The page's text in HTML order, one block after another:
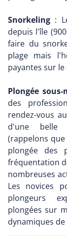
Snorkeling :
depuis l'île
faire du
plage mais
payantes sur
Plongée
des
rendez-vous
d'une belle
(rappelons
plongée des
fréquentation
nombreuses
Les novices
plongeurs
plongées sur
dynamiques